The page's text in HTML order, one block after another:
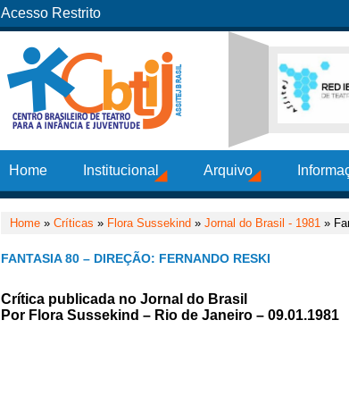
Acesso Restrito
Home Institucional Arquivo
Home » Críticas » Flora Sussekind » Jornal do Brasil - 1981 »
FANTASIA 80 – DIREÇÃO: FERNANDO RESKI
Crítica publicada no Jornal do Brasil
Por Flora Sussekind – Rio de Janeiro – 09.01.1981